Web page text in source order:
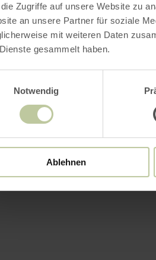
die Zugriffe auf unsere Website zu
an unsere Partner für soziale
mit weiteren Daten
gesammelt haben.
Notwendig
Ablehnen